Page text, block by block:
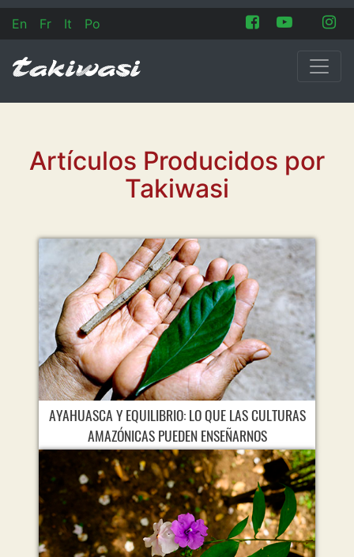
En Fr It Po
Artículos Producidos por
Takiwasi
AYAHUASCA Y EQUILIBRIO: LO QUE LAS CULTURAS
AMAZÓNICAS PUEDEN ENSEÑARNOS